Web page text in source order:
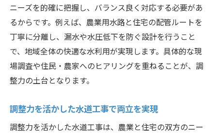
ニーズを的確に把握し、バランス良く対応する必要があ
るからです。例えば、農業用水路と住宅の配管ルートを
丁寧に分離し、漏水や水圧低下を防ぐ設計を行うこと
で、地域全体の快適な水利用が実現します。具体的な現
場調査や住民・農家へのヒアリングを重ねることが、調
整力の土台となります。
調整力を活かした水道工事で両立を実現
調整力を活かした水道工事は、農業と住宅の双方のニー